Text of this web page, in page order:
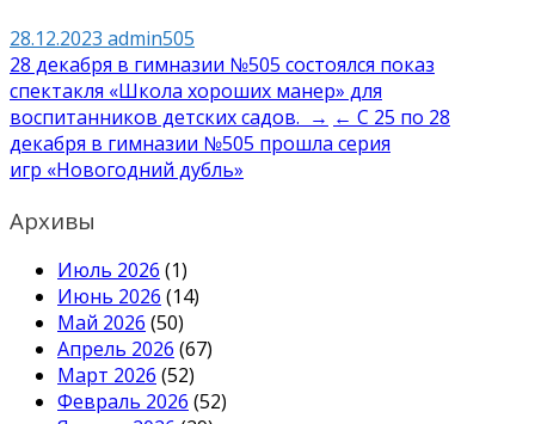
28.12.2023 admin505
Навигация
по
записям
28 декабря в гимназии №505 состоялся показ
спектакля «Школа хороших манер» для
воспитанников детских садов. → ← С 25 по 28
декабря в гимназии №505 прошла серия
игр «Новогодний дубль»
Архивы
Июль 2026 (1)
Июнь 2026 (14)
Май 2026 (50)
Апрель 2026 (67)
Март 2026 (52)
Февраль 2026 (52)